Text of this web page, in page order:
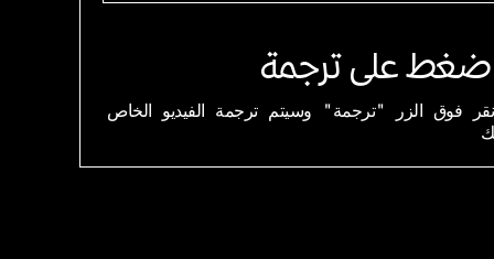
على ترجمة
فوق الزر "ترجمة" وسيتم ترجمة الفيديو الخاص